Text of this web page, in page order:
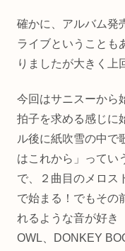
確かに、アルバム発
ライブということも
りましたが大きく上
今回はサニスーから
拍子を求める感じに
ル後に紙吹雪の中で
はこれから」ってい
で、２曲目のメロス
で始まる！でもその
れるような音が好き
OWL、DONKEY